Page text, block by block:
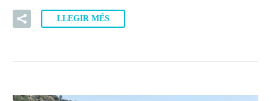
LLEGIR MÉS